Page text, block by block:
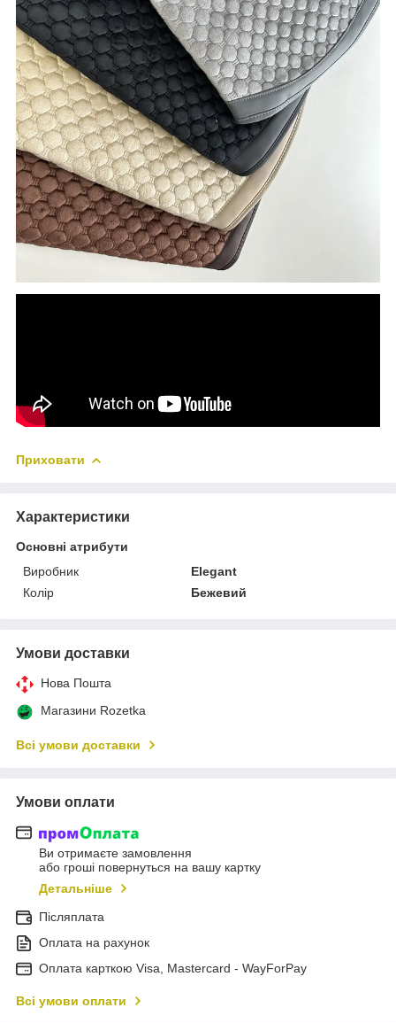
Приховати
Характеристики
Основні атрибути
Виробник
Elegant
Колір
Бежевий
Умови доставки
Нова Пошта
Магазини Rozetka
Всі умови доставки
Умови оплати
Ви отримаєте замовлення
або гроші повернуться на вашу картку
Детальніше
Післяплата
Оплата на рахунок
Оплата карткою Visa, Mastercard - WayForPay
Всі умови оплати